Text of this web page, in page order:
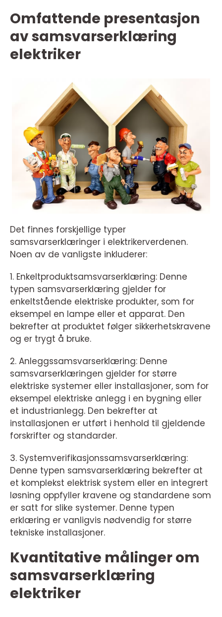
Omfattende presentasjon
av samsvarserklæring
elektriker
Det finnes forskjellige typer
samsvarserklæringer i elektrikerverdenen.
Noen av de vanligste inkluderer:
1. Enkeltproduktsamsvarserklæring: Denne
typen samsvarserklæring gjelder for
enkeltstående elektriske produkter, som for
eksempel en lampe eller et apparat. Den
bekrefter at produktet følger sikkerhetskravene
og er trygt å bruke.
2. Anleggssamsvarserklæring: Denne
samsvarserklæringen gjelder for større
elektriske systemer eller installasjoner, som for
eksempel elektriske anlegg i en bygning eller
et industrianlegg. Den bekrefter at
installasjonen er utført i henhold til gjeldende
forskrifter og standarder.
3. Systemverifikasjonssamsvarserklæring:
Denne typen samsvarserklæring bekrefter at
et komplekst elektrisk system eller en integrert
løsning oppfyller kravene og standardene som
er satt for slike systemer. Denne typen
erklæring er vanligvis nødvendig for større
tekniske installasjoner.
Kvantitative målinger om
samsvarserklæring
elektriker